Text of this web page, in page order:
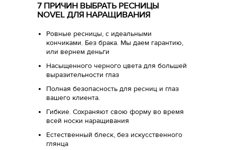
7 ПРИЧИН ВЫБРАТЬ РЕСНИЦЫ
NOVEL ДЛЯ НАРАЩИВАНИЯ
Ровные ресницы, с идеальными
кончиками. Без брака. Мы даем гарантию,
или вернем деньги
Насыщенного черного цвета для большей
выразительности глаз
Полная безопасность для ресниц и глаз
вашего клиента.
Гибкие. Сохраняют свою форму во время
всей носки наращивания
Естественный блеск, без искусственного
глянца